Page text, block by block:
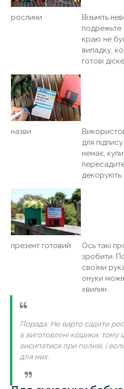
рослини
Візьміть
подрежьте
краю не
випадку,
готові
назви
для
немає,
декорують
презент готовий
Ось такі
зробити.
своїми
онуки
хвилин.
Порада: Не варто садити
в виготовлені кошики,
висипатися при поливі, і
для них.